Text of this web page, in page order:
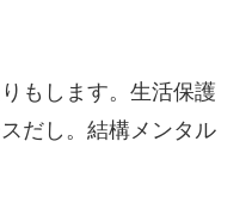
もします。生活保護
だし。結構メンタル